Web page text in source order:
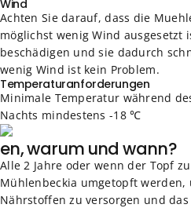
Wind
Achten Sie darauf, dass die
möglichst wenig Wind ausgesetzt
beschädigen und sie dadurch
wenig Wind ist kein Problem.
Temperaturanforderungen
Minimale Temperatur während
Nachts mindestens -18 ℃
en, warum und wann?
Alle 2 Jahre oder wenn der Topf
Mühlenbeckia umgetopft werden,
Nährstoffen zu versorgen und